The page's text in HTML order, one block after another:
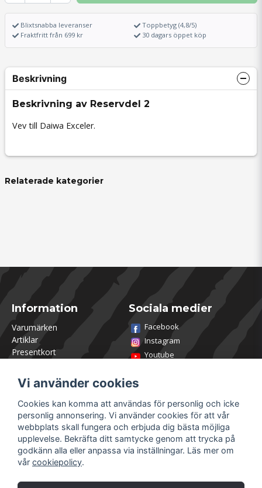
Blixtsnabba leveranser
Fraktfritt från 699 kr
Toppbetyg (4,8/5)
30 dagars öppet köp
Beskrivning
Beskrivning av Reservdel 2
Vev till Daiwa Exceler.
Relaterade kategorier
Information
Varumärken
Artiklar
Presentkort
Om Utklasad
Team Utklasad
Recensera och vinn
Öppettider Lagershop
Jobba hos oss
Returer
Villkor & Policy
Sociala medier
Facebook
Instagram
Youtube
Vi använder cookies
Cookies kan komma att användas för personlig och icke
personlig annonsering. Vi använder cookies för att vår
webbplats skall fungera och erbjuda dig bästa möjliga
upplevelse. Bekräfta ditt samtycke genom att trycka på
godkänn alla eller anpassa via inställningar. Läs mer om
vår cookiepolicy.